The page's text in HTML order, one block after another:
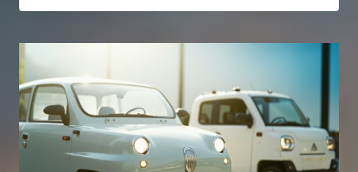
CRUISER
KINO
UN
VÉLO
ÉLECTRIQUE
QUI
A